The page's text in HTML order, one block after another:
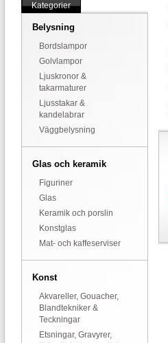
Kategorier
Belysning
Bordslampor
Golvlampor
Ljuskronor &
takarmaturer
Ljusstakar &
kandelabrar
Väggbelysning
Glas och keramik
Figuriner
Glas
Keramik och porslin
Konstglas
Mat- och kaffeserviser
Konst
Akvareller, Gouacher,
Blandtekniker &
Teckningar
Etsningar, Gravyrer,